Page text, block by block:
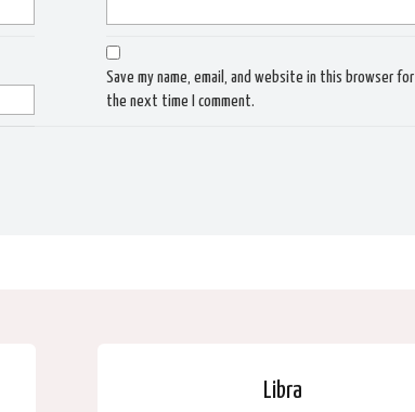
Save my name, email, and website in this browser for
the next time I comment.
Libra